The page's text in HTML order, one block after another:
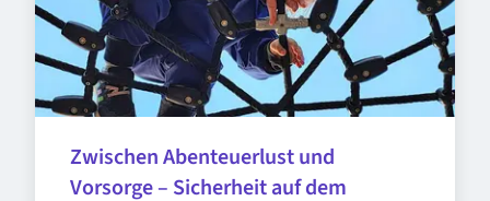
Zwischen Abenteuerlust und
Vorsorge – Sicherheit auf dem